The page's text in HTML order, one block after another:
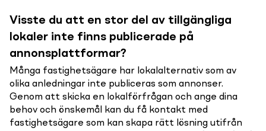
Visste du att en stor del av tillgängliga
lokaler inte finns publicerade på
annonsplattformar?
Många fastighetsägare har lokalalternativ som av
olika anledningar inte publiceras som annonser.
Genom att skicka en lokalförfrågan och ange dina
behov och önskemål kan du få kontakt med
fastighetsägare som kan skapa rätt lösning utifrån